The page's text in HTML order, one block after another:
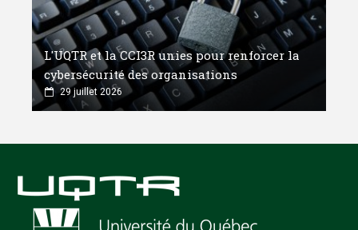
L'UQTR et la CCI3R unies pour renforcer la
cybersécurité des organisations
29 juillet 2026